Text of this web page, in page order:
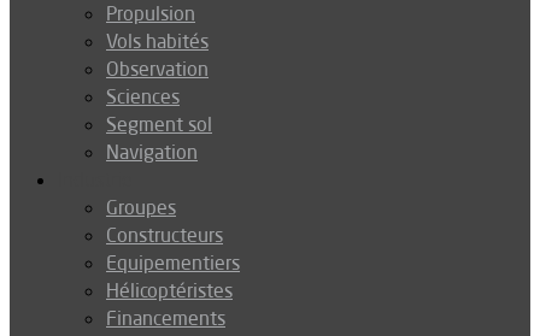
Propulsion
Vols habités
Observation
Sciences
Segment sol
Navigation
Groupes
Constructeurs
Equipementiers
Hélicoptéristes
Financements